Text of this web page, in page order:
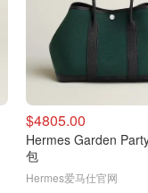
$4805.00
Hermes Garden
包
Hermes爱马仕官网